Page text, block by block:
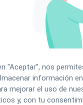
"Aceptar", nos
información
mejorar el uso de
y, con tu